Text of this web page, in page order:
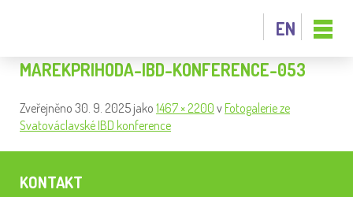
EN
MAREKPRIHODA-IBD-KONFERENCE-053
Zveřejněno 30. 9. 2025 jako 1467 × 2200 v Fotogalerie ze
Svatováclavské IBD konference
KONTAKT